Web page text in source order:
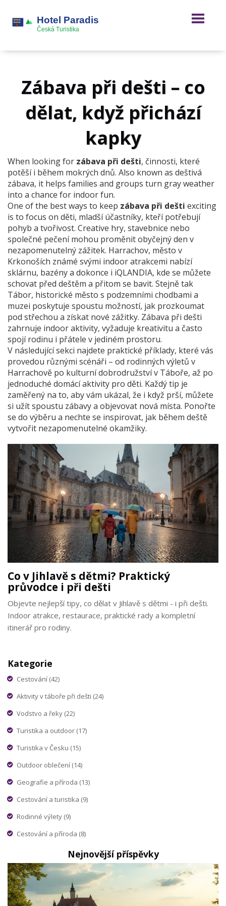
Zábava při dešti – co
dělat, když přichází
kapky
When looking for zábava při dešti, činnosti, které
potěší i během mokrých dnů. Also known as deštivá
zábava, it helps families and groups turn gray weather
into a chance for indoor fun.
One of the best ways to keep zábava při dešti exciting
is to focus on děti, mladší účastníky, kteří potřebují
pohyb a tvořivost. Creative hry, stavebnice nebo
společné pečení mohou proměnit obyčejný den v
nezapomenutelný zážitek. Harrachov, město v
Krkonoších známé svými indoor atrakcemi nabízí
sklárnu, bazény a dokonce i iQLANDIA, kde se můžete
schovat před deštěm a přitom se bavit. Stejně tak
Tábor, historické město s podzemními chodbami a
muzei poskytuje spoustu možností, jak prozkoumat
pod střechou a získat nové zážitky. Zábava při dešti
zahrnuje indoor aktivity, vyžaduje kreativitu a často
spojí rodinu i přátele v jediném prostoru.
V následující sekci najdete praktické příklady, které vás
provedou různými scénáři – od rodinných výletů v
Harrachově po kulturní dobrodružství v Táboře, až po
jednoduché domácí aktivity pro děti. Každý tip je
zaměřený na to, aby vám ukázal, že i když prší, můžete
si užít spoustu zábavy a objevovat nová místa. Ponořte
se do výběru a nechte se inspirovat, jak během deště
vytvořit nezapomenutelné okamžiky.
Co v Jihlavě s dětmi? Praktický
průvodce i při dešti
Objevte nejlepší tipy, co dělat v Jihlavě s dětmi - i při dešti.
Indoor atrakce, restaurace, praktické rady a kompletní
itinerář pro rodiny.
Kategorie
Cestování (42)
Aktivity v táboře při dešti (24)
Vodstvo a řeky (22)
Turistika a outdoor (17)
Turistika v Česku (15)
Outdoor oblečení (14)
Geografie a příroda (13)
Cestování a turistika (9)
Rodinné výlety (9)
Cestování a příroda (8)
Nejnovější příspěvky